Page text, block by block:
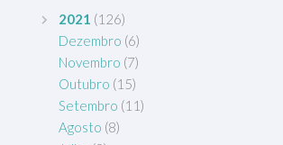
2021 (126)
Dezembro (6)
Novembro (7)
Outubro (15)
Setembro (11)
Agosto (8)